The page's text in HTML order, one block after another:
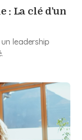
La clé d’un
leadership